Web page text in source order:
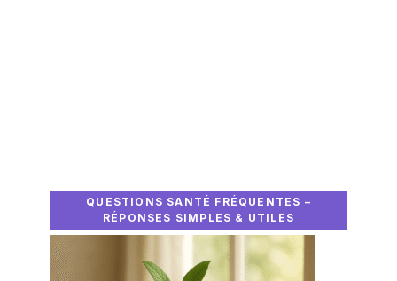
QUESTIONS SANTÉ FRÉQUENTES –
RÉPONSES SIMPLES & UTILES